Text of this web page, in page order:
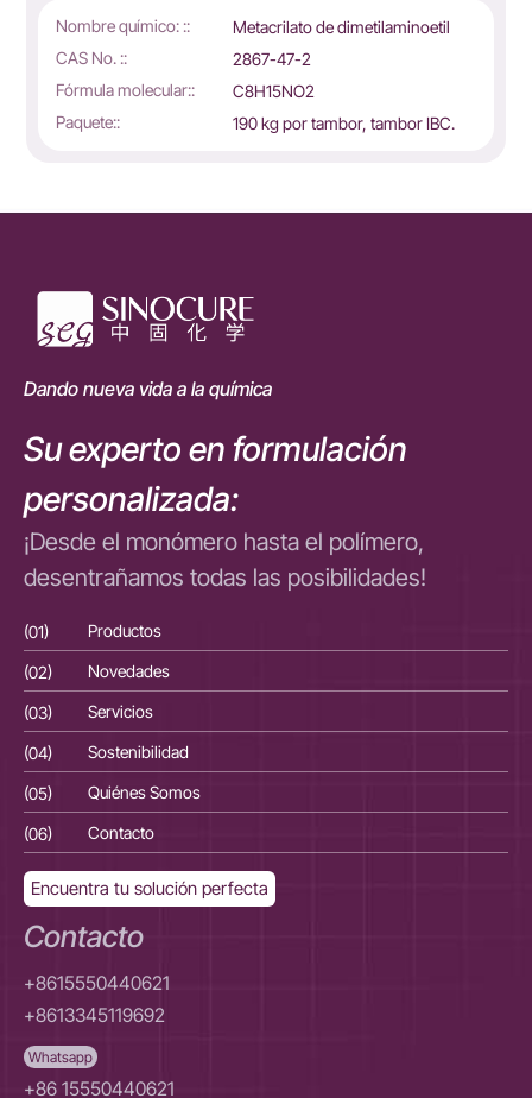
Nombre químico: ::
Metacrilato de dimetilaminoetil
CAS No. ::
2867-47-2
Fórmula molecular::
C8H15NO2
Paquete::
190 kg por tambor, tambor IBC.
Dando nueva vida a la química
Su experto en formulación
personalizada:
¡Desde el monómero hasta el polímero,
desentrañamos todas las posibilidades!
(01) Productos
(02)
Novedades
(03)
Servicios
(04)
Sostenibilidad
(05)
Quiénes Somos
(06)
Contacto
Encuentra tu solución perfecta
Contacto
+8615550440621
+8613345119692
Whatsapp
+86 15550440621